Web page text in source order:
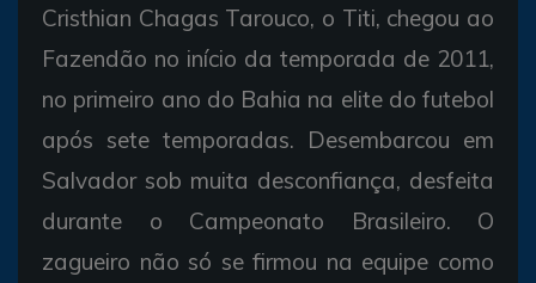
Cristhian Chagas Tarouco, o Titi, chegou ao
Fazendão no início da temporada de 2011,
no primeiro ano do Bahia na elite do futebol
após sete temporadas. Desembarcou em
Salvador sob muita desconfiança, desfeita
durante o Campeonato Brasileiro. O
zagueiro não só se firmou na equipe como